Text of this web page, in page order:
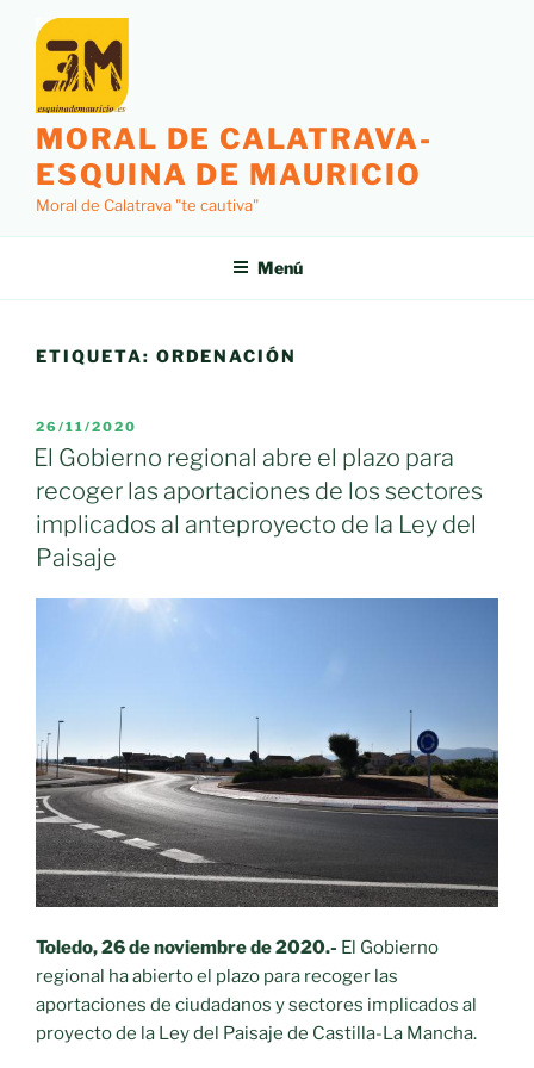
contenido
MORAL DE CALATRAVA-
ESQUINA DE MAURICIO
Moral de Calatrava "te cautiva"
Menú
ETIQUETA: ORDENACIÓN
PUBLICADO
EL
26/11/2020
El Gobierno regional abre el plazo para
recoger las aportaciones de los sectores
implicados al anteproyecto de la Ley del
Paisaje
Toledo, 26 de noviembre de 2020.- El Gobierno
regional ha abierto el plazo para recoger las
aportaciones de ciudadanos y sectores implicados al
proyecto de la Ley del Paisaje de Castilla-La Mancha.